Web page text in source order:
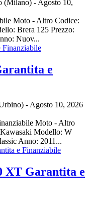
(Milano) -Agosto 10,
Moto - Altro Codice:
Brera 125 Prezzo:
Nuov...
e
- Agosto 10, 2026
Moto - Altro
Modello: W
Anno: 2011...
XT Garantita e